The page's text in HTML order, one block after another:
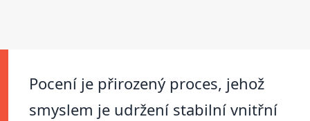
Pocení je přirozený proces, jehož
smyslem je udržení stabilní vnitřní